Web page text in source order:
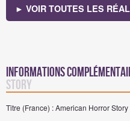
► VOIR TOUTES LES
Informations
Story
Titre (France) : American Horror Story